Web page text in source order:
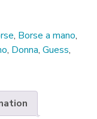
, Borse a mano,
, Donna, Guess,